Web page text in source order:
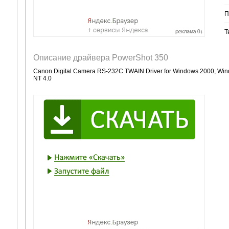
Описание драйвера PowerShot 350
Canon Digital Camera RS-232C TWAIN Driver for Windows 2000,
NT 4.0